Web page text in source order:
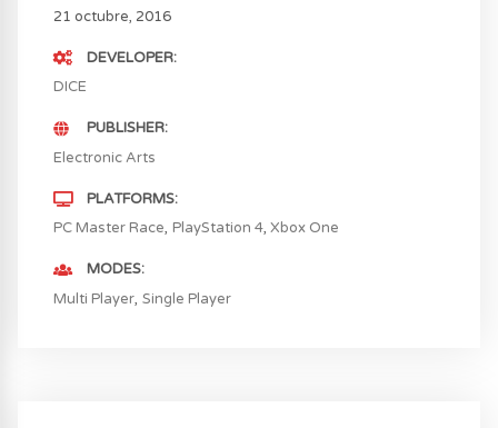
21 octubre, 2016
DEVELOPER
DICE
PUBLISHER
Electronic Arts
PLATFORMS
PC Master Race PlayStation 4 Xbox One
MODES
Multi Player Single Player